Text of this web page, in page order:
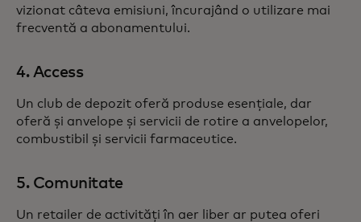
vizionat câteva emisiuni, încurajând o utilizare mai
frecventă a abonamentului.
4. Access
Un club de depozit oferă produse esențiale, dar
oferă și anvelope și servicii de rotire a anvelopelor,
combustibil și servicii farmaceutice.
5. Comunitate
Un retailer de activități în aer liber ar putea oferi